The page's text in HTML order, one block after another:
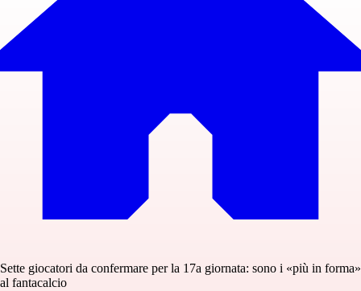
Sette giocatori da confermare per la 17a giornata: sono i «più in forma»
al fantacalcio